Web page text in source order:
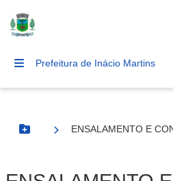
Prefeitura de Inácio Martins
Botão Menu
ENSALAMENTO E